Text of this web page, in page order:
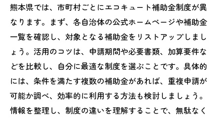
2025年エコキュート補助金の給付内容を詳
しく解説
熊本でエコキュート補助金申請時の必要書
類と流れ
省エネ家電補助金で賢くエコキュートを選ぶ方
法
省エネ家電補助金でエコキュートを選ぶポ
熊本県では、市町村ごとにエコキュート補助金制度が異
なります。まず、各自治体の公式ホームページや補助金
一覧を確認し、対象となる補助金をリストアップしまし
ょう。活用のコツは、申請期間や必要書類、加算要件な
どを比較し、自分に最適な制度を選ぶことです。具体的
には、条件を満たす複数の補助金があれば、重複申請が
可能か調べ、効率的に利用する方法も検討しましょう。
情報を整理し、制度の違いを理解することで、無駄なく